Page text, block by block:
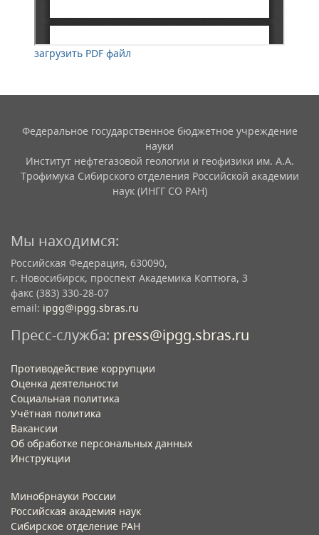
загрузить PDF файл
Федеральное государственное бюджетное учреждение
науки
Институт нефтегазовой геологии и геофизики им. А.А.
Трофимука Сибирского отделения Российской академии
наук (ИНГГ СО РАН)
Мы находимся:
Российская Федерация, 630090,
г. Новосибирск, проспект Академика Коптюга, 3
факс (383) 330-28-07
email: ipgg@ipgg.sbras.ru
Пресс-служба: press@ipgg.sbras.ru
Противодействие коррупции
Оценка деятельности
Социальная политика
Учётная политика​
Вакансии​
Об обработке персональных данных​
Инструкции​
Минобрнауки России
Российская академия наук
Сибирское отделение РАН